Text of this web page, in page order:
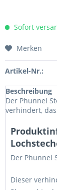
Sofort
Merken
Artikel-Nr.:
Beschreibung
Der Phunnel
verhindert,
Der Phunnel
Dieser